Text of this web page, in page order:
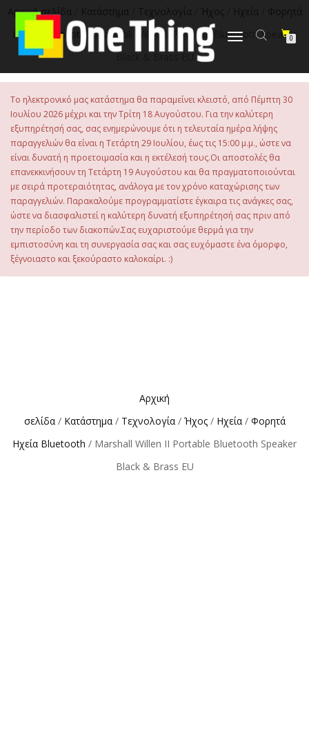
περιεχόμενο
Εναλλαγή
0
Αρχική σελίδα Κατάστημα Τεχνολογία Ήχος Ηχεία
Φορητά
Ηχεία Bluetooth / Marshall Willen II Portable Bluetooth Speaker
Black & Brass EU
Το ηλεκτρονικό μας κατάστημα θα παραμείνει κλειστό, από Πέμπτη 30
Ιουλίου 2026 μέχρι και την Τρίτη 18 Αυγούστου. Για την καλύτερη
εξυπηρέτησή σας, σας ενημερώνουμε ότι η τελευταία ημέρα λήψης
παραγγελιών θα είναι η Τετάρτη 29 Ιουλίου, έως τις 15:00 μ.μ., ώστε να
είναι δυνατή η προετοιμασία και η εκτέλεσή τους.Οι αποστολές θα
επανεκκινήσουν τη Τετάρτη 19 Αυγούστου και θα πραγματοποιούνται
με σειρά προτεραιότητας, ανάλογα με τον χρόνο καταχώρισης των
παραγγελιών. Παρακαλούμε προγραμματίστε έγκαιρα τις ανάγκες σας,
ώστε να διασφαλιστεί η καλύτερη δυνατή εξυπηρέτησή σας πριν από
την περίοδο των διακοπών.Σας ευχαριστούμε θερμά για την
εμπιστοσύνη και τη συνεργασία σας και σας ευχόμαστε ένα όμορφο,
ξέγνοιαστο και ξεκούραστο καλοκαίρι. :)
Αρχική
σελίδα/ Κατάστημα/ Τεχνολογία/ Ήχος/ Ηχεία/ Φορητά
Ηχεία Bluetooth / Marshall Willen II Portable Bluetooth Speaker
Black & Brass EU